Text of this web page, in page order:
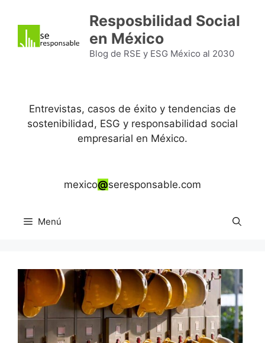
contenido
Resposbilidad Social
en México
Blog de RSE y ESG México al 2030
Entrevistas, casos de éxito y tendencias de
sostenibilidad, ESG y responsabilidad social
empresarial en México.
mexico@seresponsable.com
Menú